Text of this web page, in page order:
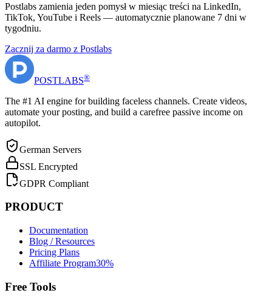
Postlabs zamienia jeden pomysł w miesiąc treści na LinkedIn,
TikTok, YouTube i Reels — automatycznie planowane 7 dni w
tygodniu.
Zacznij za darmo z Postlabs
POSTLABS®
The #1 AI engine for building faceless channels. Create videos,
automate your posting, and build a carefree passive income on
autopilot.
German Servers
SSL Encrypted
GDPR Compliant
PRODUCT
Documentation
Blog / Resources
Pricing Plans
Affiliate Program30%
Free Tools